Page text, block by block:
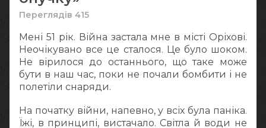
Переглядів 415
Мені 51 рік. Війна застала мне в місті Оріхові.
Неочікувано все це сталося. Це було шоком.
Не вірилося до останнього, що таке може
бути в наш час, поки не почали бомбити і не
полетіли снаряди.
На початку війни, напевно, у всіх була паніка.
Їжі, в принципі, вистачало. Світла й води не